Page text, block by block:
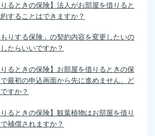
りるときの保険】法人がお部屋を借りると
することはできますか？
もりする保険」の契約内容を変更したいの
たらいいですか？
りるときの保険】お部屋を借りるときの保
最初の申込画面から先に進めません。ど
すか？
りるときの保険】観葉植物はお部屋を借り
補償されますか？